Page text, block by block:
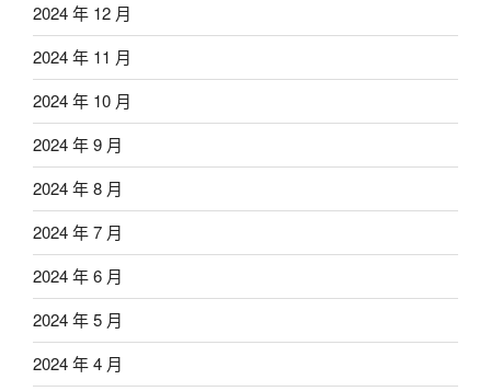
2024 年 12 月
2024 年 11 月
2024 年 10 月
2024 年 9 月
2024 年 8 月
2024 年 7 月
2024 年 6 月
2024 年 5 月
2024 年 4 月